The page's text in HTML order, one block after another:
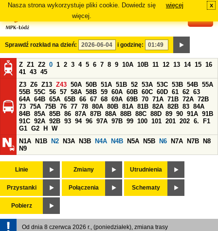
Nasza strona wykorzystuje pliki cookie. Dowiedz się
więcej.
więcej x
Sprawdź rozkład na dzień: i godzinę:
Z Z1 Z2 0 1 2 3 4 5 6 7 8 9 10A 10B 11 12 13 14 15 16
41 43 45
Z3 Z6 Z13 Z43 50A 50B 51A 51B 52 53A 53C 53B 54B 55A
55B 55C 56 57 58A 58B 59 60A 60B 60C 60D 61 62 63
64A 64B 65A 65B 66 67 68 69A 69B 70 71A 71B 72A 72B
73 75A 75B 76 77 78 80A 80B 81A 81B 82A 82B 83 84A
84B 85A 85B 86 87A 87B 88A 88B 88C 88D 89 90 91A 91B
91C 92A 92B 93 94 96 97A 97B 99 100 101 201 202 6.
F1
G1 G2 H
W
N1A
N1B N2 N3A N3B N4A N4B N5A N5B N6 N7A N7B
N8
N9
Linie Zmiany Utrudnienia
Przystanki Połączenia Schematy
Pobierz
Od dnia 8 czerwca 2026 r., (poniedziałek), zmiana trasy